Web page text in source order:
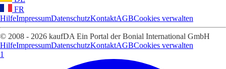
FR
HilfeImpressumDatenschutzKontaktAGBCookies verwalten
© 2008 - 2026 kaufDA Ein Portal der Bonial International GmbH
HilfeImpressumDatenschutzKontaktAGBCookies verwalten
1